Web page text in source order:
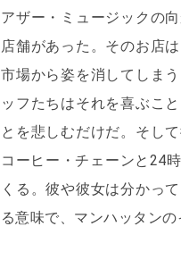
アザー・ミュージックの
店舗があった。そのお店
市場から姿を消してしま
ッフたちはそれを喜ぶこ
とを悲しむだけだ。そし
コーヒー・チェーンと24
くる。彼や彼女は分かっ
る意味で、マンハッタン